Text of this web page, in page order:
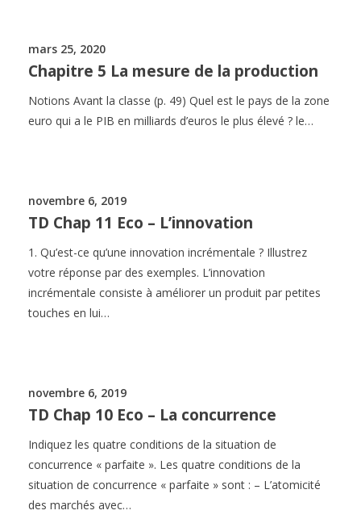
mars 25, 2020
Chapitre 5 La mesure de la production
Notions Avant la classe (p. 49) Quel est le pays de la zone
euro qui a le PIB en milliards d’euros le plus élevé ? le…
novembre 6, 2019
TD Chap 11 Eco – L’innovation
1. Qu’est-ce qu’une innovation incrémentale ? Illustrez
votre réponse par des exemples. L’innovation
incrémentale consiste à améliorer un produit par petites
touches en lui…
novembre 6, 2019
TD Chap 10 Eco – La concurrence
Indiquez les quatre conditions de la situation de
concurrence « parfaite ». Les quatre conditions de la
situation de concurrence « parfaite » sont : – L’atomicité
des marchés avec…